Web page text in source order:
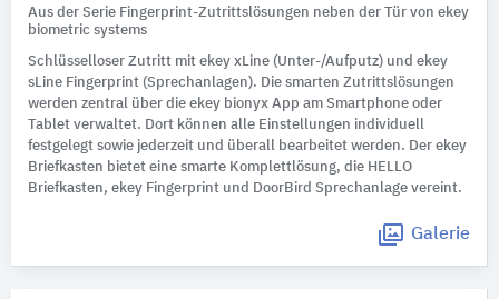
Aus der Serie Fingerprint-Zutrittslösungen neben der Tür von ekey
biometric systems
Schlüsselloser Zutritt mit ekey xLine (Unter-/Aufputz) und ekey
sLine Fingerprint (Sprechanlagen). Die smarten Zutrittslösungen
werden zentral über die ekey bionyx App am Smartphone oder
Tablet verwaltet. Dort können alle Einstellungen individuell
festgelegt sowie jederzeit und überall bearbeitet werden. Der ekey
Briefkasten bietet eine smarte Komplettlösung, die HELLO
Briefkasten, ekey Fingerprint und DoorBird Sprechanlage vereint.
Galerie